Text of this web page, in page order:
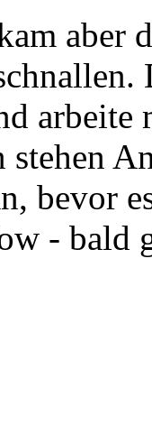
aber
arbeite
bevor
- bald